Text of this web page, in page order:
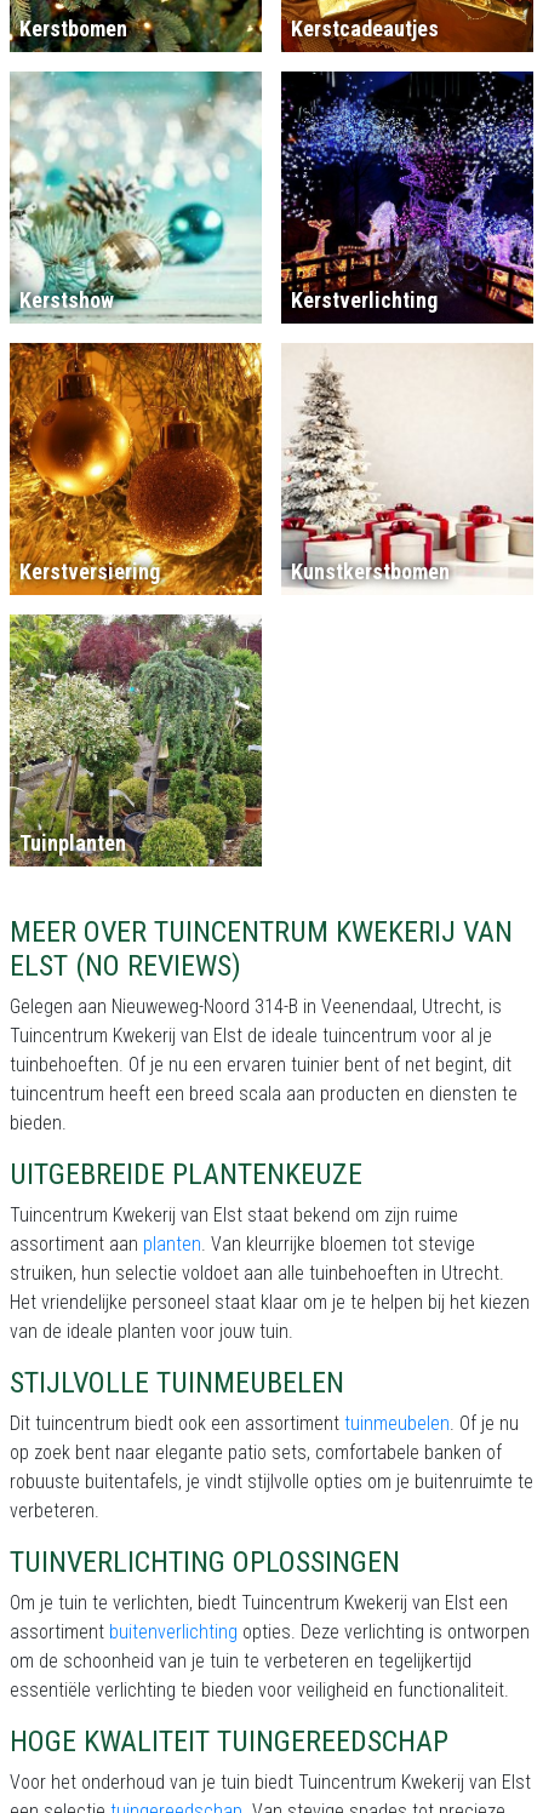
Kerstbomen Kerstcadeautjes
Kerstshow Kerstverlichting
Kerstversiering Kunstkerstbomen
Tuinplanten
MEER OVER TUINCENTRUM KWEKERIJ VAN
ELST (NO REVIEWS)
Gelegen aan Nieuweweg-Noord 314-B in Veenendaal, Utrecht, is
Tuincentrum Kwekerij van Elst de ideale tuincentrum voor al je
tuinbehoeften. Of je nu een ervaren tuinier bent of net begint, dit
tuincentrum heeft een breed scala aan producten en diensten te
bieden.
UITGEBREIDE PLANTENKEUZE
Tuincentrum Kwekerij van Elst staat bekend om zijn ruime
assortiment aan planten. Van kleurrijke bloemen tot stevige
struiken, hun selectie voldoet aan alle tuinbehoeften in Utrecht.
Het vriendelijke personeel staat klaar om je te helpen bij het kiezen
van de ideale planten voor jouw tuin.
STIJLVOLLE TUINMEUBELEN
Dit tuincentrum biedt ook een assortiment tuinmeubelen. Of je nu
op zoek bent naar elegante patio sets, comfortabele banken of
robuuste buitentafels, je vindt stijlvolle opties om je buitenruimte te
verbeteren.
TUINVERLICHTING OPLOSSINGEN
Om je tuin te verlichten, biedt Tuincentrum Kwekerij van Elst een
assortiment buitenverlichting opties. Deze verlichting is ontworpen
om de schoonheid van je tuin te verbeteren en tegelijkertijd
essentiële verlichting te bieden voor veiligheid en functionaliteit.
HOGE KWALITEIT TUINGEREEDSCHAP
Voor het onderhoud van je tuin biedt Tuincentrum Kwekerij van Elst